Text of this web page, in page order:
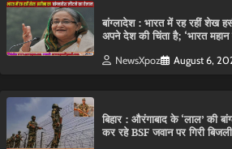
बांग्लादेश : भारत में रह रहीं शेख
अपने देश की चिंता है; ‘भारत महान
NewsXpoz August 6,
बिहार : औरंगाबाद के ‘लाल’ की
कर रहे BSF जवान पर गिरी बिजली